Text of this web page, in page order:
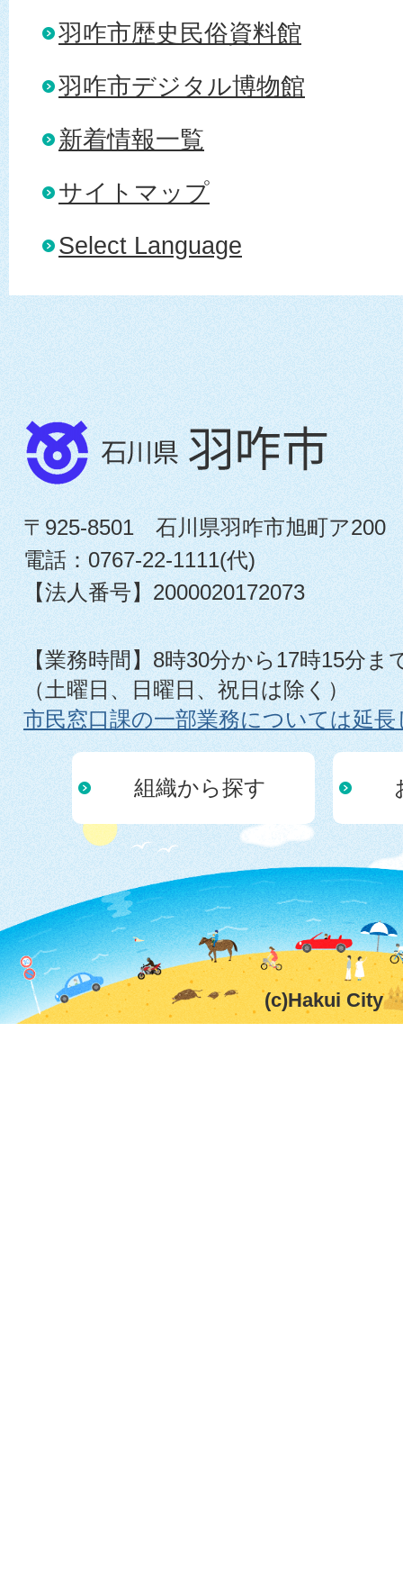
羽咋市歴史民俗資料館
羽咋市デジタル博物館
新着情報一覧
サイトマップ
Select Language
〒925-8501 石川県羽咋市旭町ア200
電話：0767-22-1111(代)
【法人番号】2000020172073
【業務時間】8時30分から17時15分ま
（土曜日、日曜日、祝日は除く）
市民窓口課の一部業務については延
組織から探す
(c)Hakui City